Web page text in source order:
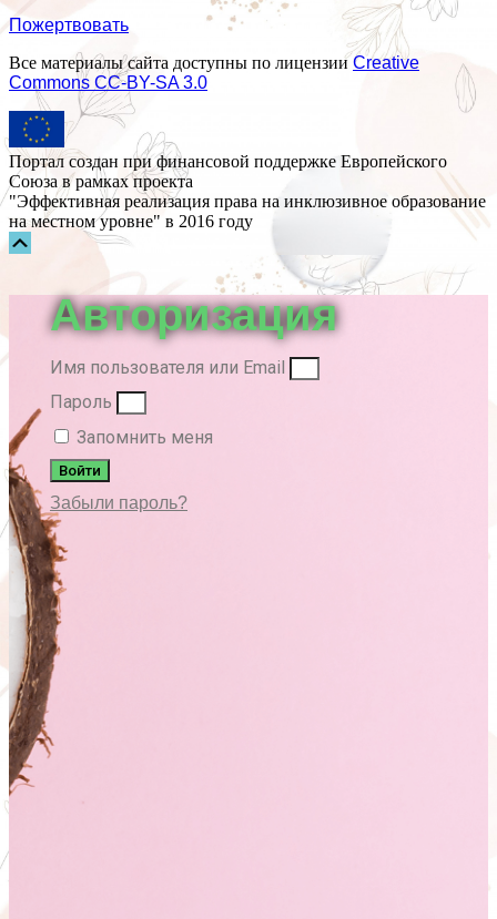
Пожертвовать
Все материалы сайта доступны по лицензииCreative
Commons СС-BY-SA 3.0
Портал создан при финансовой поддержке Европейского
Союза в рамках проекта
"Эффективная реализация права на инклюзивное образование
на местном уровне" в 2016 году
Прокрутка
Авторизация
Имя пользователя или Email
Пароль
Запомнить меня
Войти
Забыли пароль?